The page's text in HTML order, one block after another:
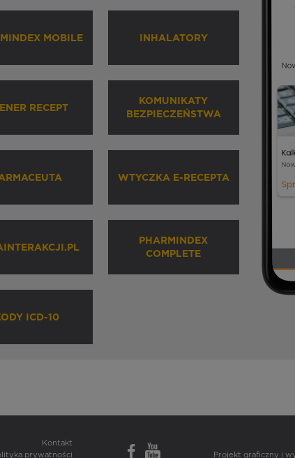
MOBILE INHALATORY
RECEPT
KOMUNIKATY
BEZPIECZEŃSTWA
WTYCZKA E-RECEPTA
PHARMINDEX
COMPLETE
ICD-10
Kontakt
prywatności
Projekt graficzny i